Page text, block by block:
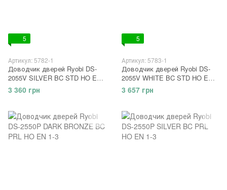
5
Артикул: 5782-1
Доводчик дверей Ryobi DS-
2055V SILVER BC STD HO EN
3/4/5
3 360 грн
5
Артикул: 5783-1
Доводчик дверей Ryobi DS-
2055V WHITE BC STD HO EN
3/4/5
3 657 грн